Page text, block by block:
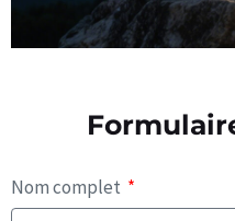
Nom complet